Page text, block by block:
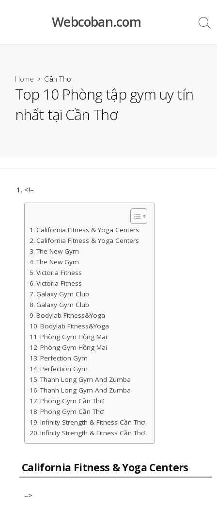
Webcoban.com
Home > Cần Thơ
Top 10 Phòng tập gym uy tín
nhất tại Cần Thơ
<!–
California Fitness & Yoga Centers
California Fitness & Yoga Centers
The New Gym
The New Gym
Victoria Fitness
Victoria Fitness
Galaxy Gym Club
Galaxy Gym Club
Bodylab Fitness&Yoga
Bodylab Fitness&Yoga
Phòng Gym Hồng Mai
Phòng Gym Hồng Mai
Perfection Gym
Perfection Gym
Thanh Long Gym And Zumba
Thanh Long Gym And Zumba
Phong Gym Cần Thơ
Phong Gym Cần Thơ
Infinity Strength & Fitness Cần Thơ
Infinity Strength & Fitness Cần Thơ
California Fitness & Yoga Centers
–>